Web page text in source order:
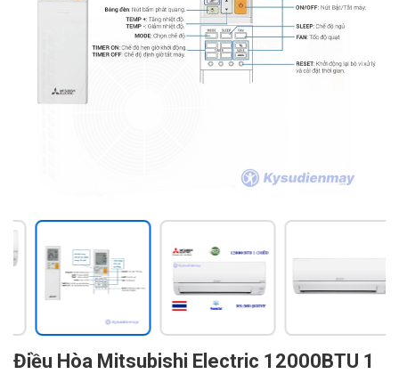
Điều Hòa Mitsubishi Electric 12000BTU 1